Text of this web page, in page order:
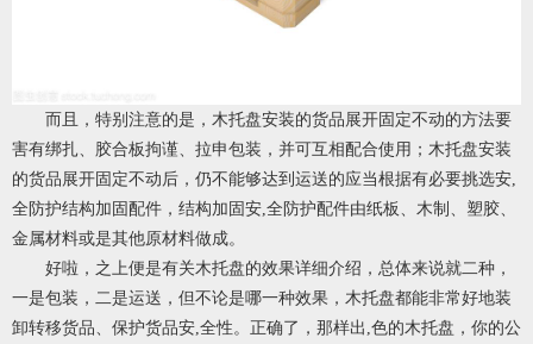
而且，特别注意的是，木托盘安装的货品展开固定不动的方法要
害有绑扎、胶合板拘谨、拉申包装，并可互相配合使用；木托盘安装
的货品展开固定不动后，仍不能够达到运送的应当根据有必要挑选安,
全防护结构加固配件，结构加固安,全防护配件由纸板、木制、塑胶、
金属材料或是其他原材料做成。
好啦，之上便是有关木托盘的效果详细介绍，总体来说就二种，
一是包装，二是运送，但不论是哪一种效果，木托盘都能非常好地装
卸转移货品、保护货品安,全性。正确了，那样出,色的木托盘，你的公